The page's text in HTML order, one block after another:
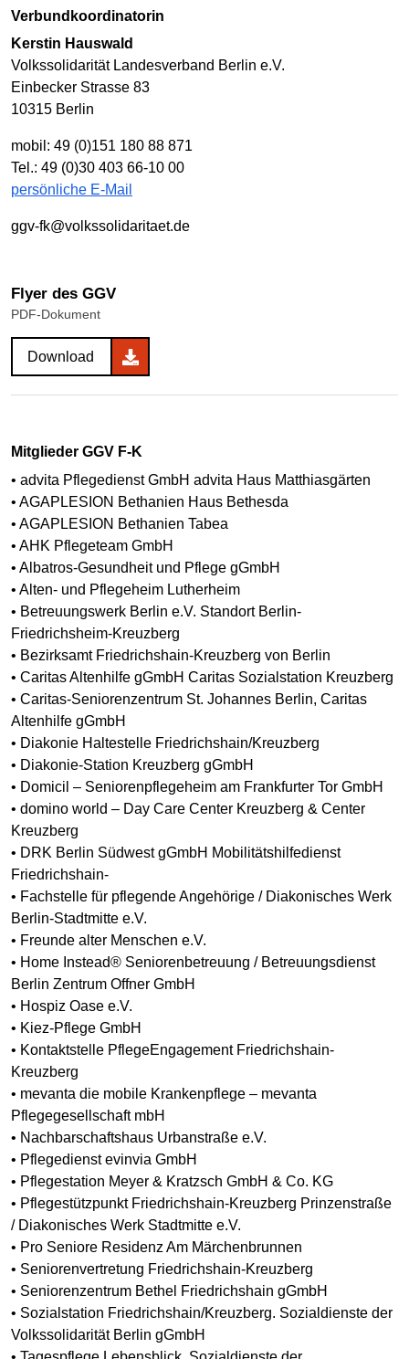
Verbundkoordinatorin
Kerstin Hauswald
Volkssolidarität Landesverband Berlin e.V.
Einbecker Strasse 83
10315 Berlin
mobil: 49 (0)151 180 88 871
Tel.: 49 (0)30 403 66-10 00
persönliche E-Mail
ggv-fk@volkssolidaritaet.de
Flyer des GGV
PDF-Dokument
Download
Mitglieder GGV F-K
• advita Pflegedienst GmbH advita Haus Matthiasgärten
• AGAPLESION Bethanien Haus Bethesda
• AGAPLESION Bethanien Tabea
• AHK Pflegeteam GmbH
• Albatros-Gesundheit und Pflege gGmbH
• Alten- und Pflegeheim Lutherheim
• Betreuungswerk Berlin e.V. Standort Berlin-
Friedrichsheim-Kreuzberg
• Bezirksamt Friedrichshain-Kreuzberg von Berlin
• Caritas Altenhilfe gGmbH Caritas Sozialstation Kreuzberg
• Caritas-Seniorenzentrum St. Johannes Berlin, Caritas
Altenhilfe gGmbH
• Diakonie Haltestelle Friedrichshain/Kreuzberg
• Diakonie-Station Kreuzberg gGmbH
• Domicil – Seniorenpflegeheim am Frankfurter Tor GmbH
• domino world – Day Care Center Kreuzberg & Center
Kreuzberg
• DRK Berlin Südwest gGmbH Mobilitätshilfedienst
Friedrichshain-
• Fachstelle für pflegende Angehörige / Diakonisches Werk
Berlin-Stadtmitte e.V.
• Freunde alter Menschen e.V.
• Home Instead® Seniorenbetreuung / Betreuungsdienst
Berlin Zentrum Offner GmbH
• Hospiz Oase e.V.
• Kiez-Pflege GmbH
• Kontaktstelle PflegeEngagement Friedrichshain-
Kreuzberg
• mevanta die mobile Krankenpflege – mevanta
Pflegegesellschaft mbH
• Nachbarschaftshaus Urbanstraße e.V.
• Pflegedienst evinvia GmbH
• Pflegestation Meyer & Kratzsch GmbH & Co. KG
• Pflegestützpunkt Friedrichshain-Kreuzberg Prinzenstraße
/ Diakonisches Werk Stadtmitte e.V.
• Pro Seniore Residenz Am Märchenbrunnen
• Seniorenvertretung Friedrichshain-Kreuzberg
• Seniorenzentrum Bethel Friedrichshain gGmbH
• Sozialstation Friedrichshain/Kreuzberg. Sozialdienste der
Volkssolidarität Berlin gGmbH